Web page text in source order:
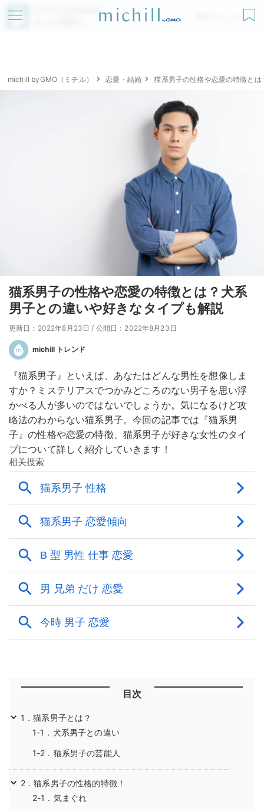
アプリでmichillが
無料ダウンロード
michill byGMO（ミチル） 恋愛・結婚 猫系男子の性格や恋愛の特徴と
猫系男子の性格や恋愛の特徴とは？犬系
男子との違いや好きなタイプも解説
更新日：2022年8月23日 / 公開日：2022年8月23日
michill トレンド
『猫系男子』といえば、あなたはどんな男性を想像しま
すか？ミステリアスでつかみどころのない男子を思い浮
かべる人が多いのではないでしょうか。気になるけど攻
略法のわからない猫系男子。今回の記事では『猫系男
子』の性格や恋愛の特徴、猫系男子が好きな女性のタイ
プについて詳しく紹介していきます！
目次
1．猫系男子とは？
1-1．犬系男子との違い
1-2．猫系男子の芸能人
2．猫系男子の性格的特徴！
2-1．気まぐれ